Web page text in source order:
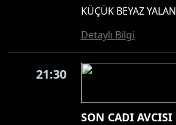
KÜÇÜK BEYAZ YALAN
Detaylı Bilgi
21:30
SON CADI AVCISI